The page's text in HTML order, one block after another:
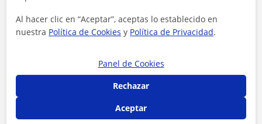
Contactar ahora
Al hacer clic en “Aceptar”, aceptas lo establecido en
nuestra Política de Cookies y Política de Privacidad.
Panel de Cookies
Rechazar
Aceptar